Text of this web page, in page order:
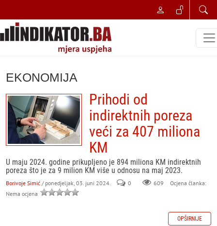
EKONOMIJA
Prihodi od
indirektnih poreza
veći za 407 miliona
KM
U maju 2024. godine prikupljeno je 894 miliona KM indirektnih
poreza što je za 9 milion KM više u odnosu na maj 2023.
Borivoje Simić / ponedjeljak, 03. juni 2024. 0 609
Ocjena članka:
Nema ocjena
OPŠIRNIJE